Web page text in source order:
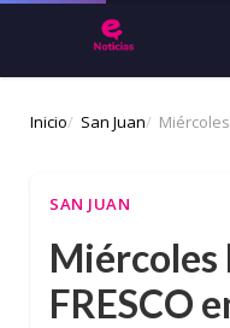
Inicio San Juan Miércoles
SAN JUAN
Miércoles
FRESCO